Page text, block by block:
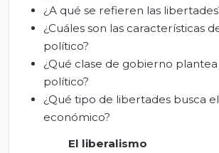
¿A qué se refieren las
¿Cuáles son las características
político?
¿Qué clase de gobierno
político?
¿Qué tipo de libertades busca
económico?
El liberalismo